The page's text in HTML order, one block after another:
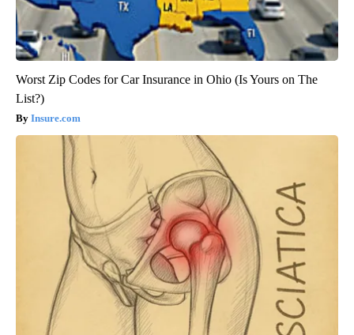
Worst Zip Codes for Car Insurance in Ohio (Is Yours on The
List?)
Insure.com